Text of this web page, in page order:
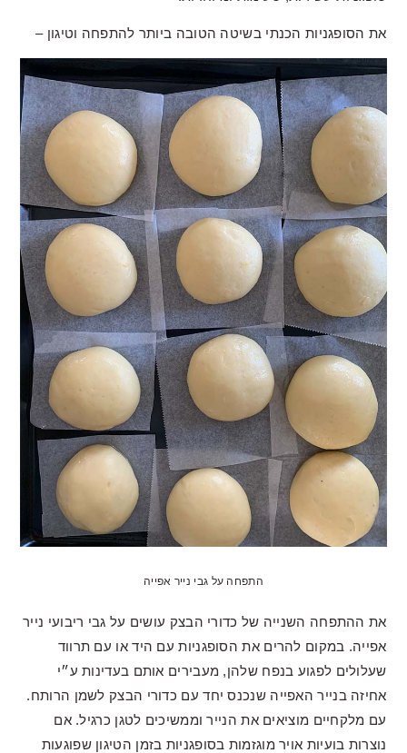
את הסופגניות הכנתי בשיטה הטובה ביותר להתפחה וטיגון –
התפחה על גבי נייר אפייה
את ההתפחה השנייה של כדורי הבצק עושים על גבי ריבועי נייר
אפייה. במקום להרים את הסופגניות עם היד או עם תרווד
שעלולים לפגוע בנפח שלהן, מעבירים אותם בעדינות ע״י
אחיזה בנייר האפייה שנכנס יחד עם כדורי הבצק לשמן הרותח.
עם מלקחיים מוציאים את הנייר וממשיכים לטגן כרגיל. אם
נוצרות בועיות אויר מוגזמות בסופגניות בזמן הטיגון שפוגעות